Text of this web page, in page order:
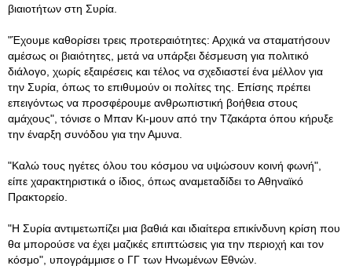
βιαιοτήτων στη Συρία.
"Έχουμε καθορίσει τρεις προτεραιότητες: Αρχικά να σταματήσουν
αμέσως οι βιαιότητες, μετά να υπάρξει δέσμευση για πολιτικό
διάλογο, χωρίς εξαιρέσεις και τέλος να σχεδιαστεί ένα μέλλον για
την Συρία, όπως το επιθυμούν οι πολίτες της. Επίσης πρέπει
επειγόντως να προσφέρουμε ανθρωπιστική βοήθεια στους
αμάχους", τόνισε ο Μπαν Κι-μουν από την Τζακάρτα όπου κήρυξε
την έναρξη συνόδου για την Αμυνα.
"Καλώ τους ηγέτες όλου του κόσμου να υψώσουν κοινή φωνή",
είπε χαρακτηριστικά ο ίδιος, όπως αναμεταδίδει το Αθηναϊκό
Πρακτορείο.
"Η Συρία αντιμετωπίζει μια βαθιά και ιδιαίτερα επικίνδυνη κρίση που
θα μπορούσε να έχει μαζικές επιπτώσεις για την περιοχή και τον
κόσμο", υπογράμμισε ο ΓΓ των Ηνωμένων Εθνών.